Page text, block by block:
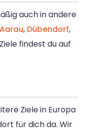
auch in andere
Aarau, Dübendorf,
findest du auf
Ziele in Europa
für dich da. Wir